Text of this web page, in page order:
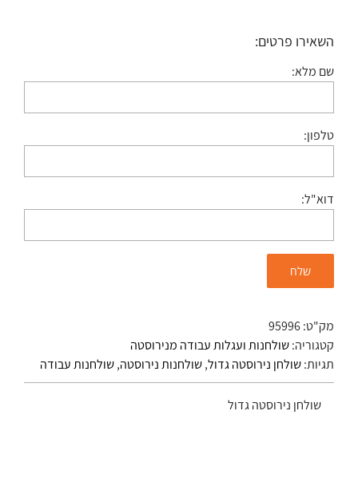
השאירו פרטים:
שם מלא:
טלפון:
דוא"ל:
מק"ט:95996
קטגוריה:שולחנות ועגלות עבודה מנירוסטה
תגיות:שולחן נירוסטה גדול,שולחנות נירוסטה,שולחנות עבודה
שולחן נירוסטה גדול